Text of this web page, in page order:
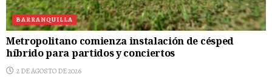
BARRANQUILLA
Metropolitano comienza instalación de césped
híbrido para partidos y conciertos
2 DE AGOSTO DE 2026